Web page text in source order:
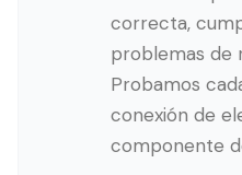
correcta,
problemas de
Probamos
conexión de
componente